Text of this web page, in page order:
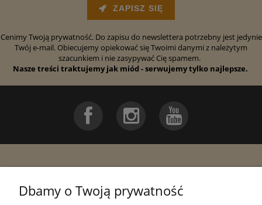
ZAPISZ SIĘ
Cenimy Twoją prywatność. Do zapisu do newslettera potrzebny jest jedynie
Twój e-mail. Obiecujemy opiekować się Twoimi danymi z należytym
szacunkiem i nie zasypywać Cię spamem.
Nasze treści traktujemy jak miód - serwujemy tylko najlepsze.
Dbamy o Twoją prywatność